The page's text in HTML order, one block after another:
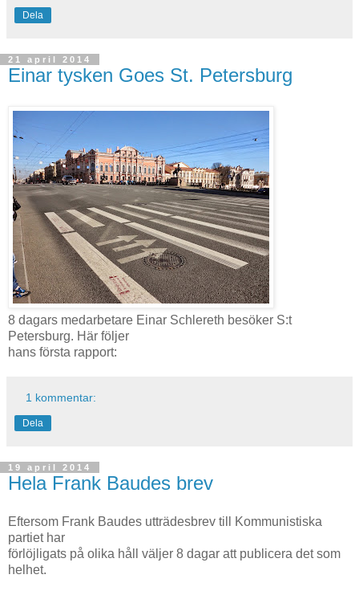
Dela
21 april 2014
Einar tysken Goes St. Petersburg
8 dagars medarbetare Einar Schlereth besöker S:t
Petersburg. Här följer
hans första rapport:
1 kommentar:
Dela
19 april 2014
Hela Frank Baudes brev
Eftersom Frank Baudes utträdesbrev till Kommunistiska
partiet har
förlöjligats på olika håll väljer 8 dagar att publicera det som
helhet.